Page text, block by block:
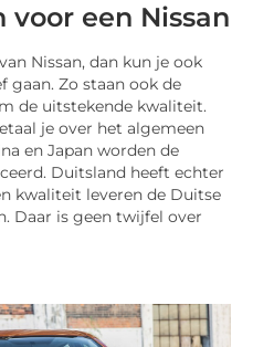
een Nissan
Nissan, dan kun je ook
gaan. Zo staan ook de
de uitstekende kwaliteit.
je over het algemeen
en Japan worden de
Duitsland heeft echter
kwaliteit leveren de Duitse
Daar is geen twijfel over